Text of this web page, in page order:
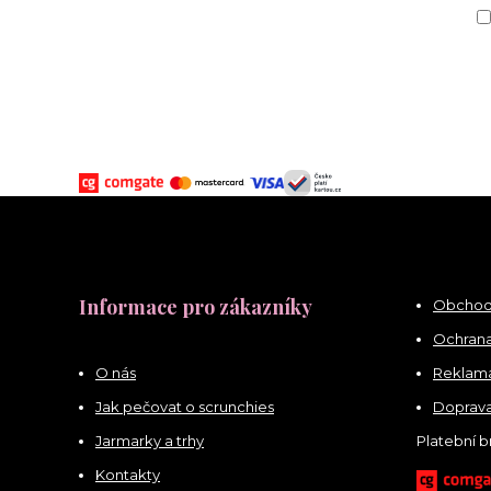
Informace pro zákazníky
O nás
Jak pečovat o scrunchies
Jarmarky a trhy
Kontakty
Platební